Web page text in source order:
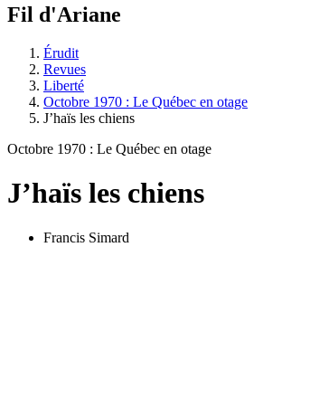
Fil d'Ariane
Érudit
Revues
Liberté
Octobre 1970 : Le Québec en otage
J’haïs les chiens
Octobre 1970 : Le Québec en otage
J’haïs les chiens
Francis Simard